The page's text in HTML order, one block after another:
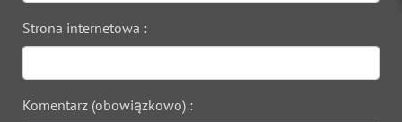
Strona internetowa :
Komentarz (obowiązkowo) :